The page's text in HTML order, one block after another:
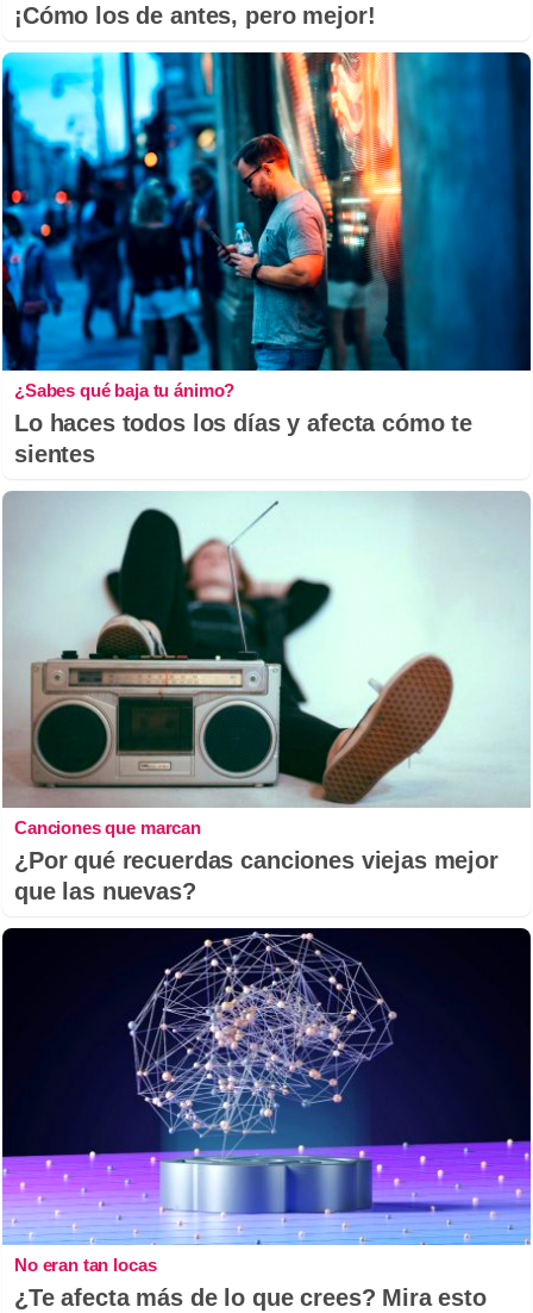
¡Cómo los de antes, pero mejor!
¿Sabes qué baja tu ánimo?
Lo haces todos los días y afecta cómo te
sientes
Canciones que marcan
¿Por qué recuerdas canciones viejas mejor
que las nuevas?
No eran tan locas
¿Te afecta más de lo que crees? Mira esto